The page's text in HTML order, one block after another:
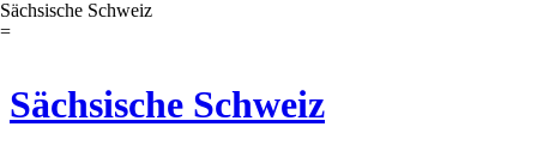
Sächsische Schweiz
=
Sächsische Schweiz